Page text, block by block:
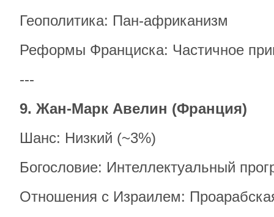
Геополитика: Пан-африканизм
Реформы Франциска: Частичное
---
9. Жан-Марк Авелин (Франция)
Шанс: Низкий (~3%)
Богословие: Интеллектуальный
Отношения с Израилем: